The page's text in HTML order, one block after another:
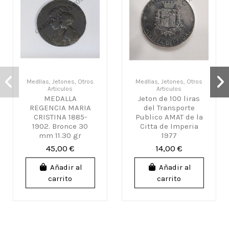
Medllas, Jetones, Otros
Articulos
MEDALLA
REGENCIA MARIA
CRISTINA 1885-
1902. Bronce 30
mm 11.30 gr
45,00 €
Añadir al
carrito
Medllas, Jetones, Otros
Articulos
Jeton de 100 liras
del Transporte
Publico AMAT de la
Citta de Imperia
1977
14,00 €
Añadir al
carrito